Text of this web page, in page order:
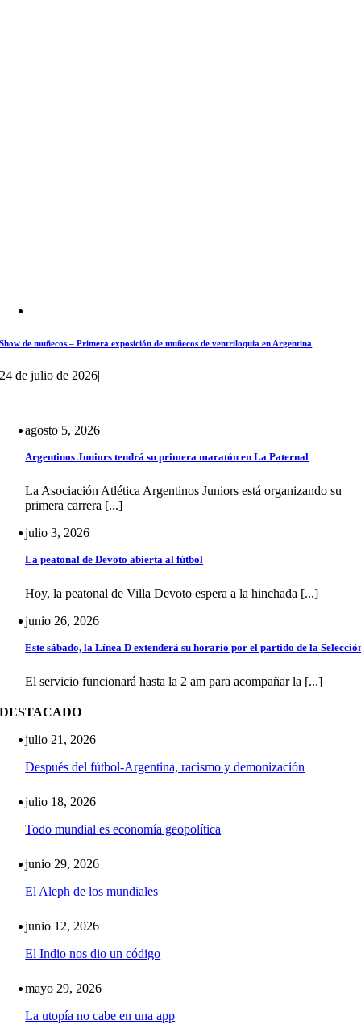
Show de muñecos – Primera exposición de muñecos de ventriloquia en Argentina
24 de julio de 2026|
agosto 5, 2026
Argentinos Juniors tendrá su primera maratón en La Paternal
La Asociación Atlética Argentinos Juniors está organizando su
primera carrera [...]
julio 3, 2026
La peatonal de Devoto abierta al fútbol
Hoy, la peatonal de Villa Devoto espera a la hinchada [...]
junio 26, 2026
Este sábado, la Línea D extenderá su horario por el partido de la
El servicio funcionará hasta la 2 am para acompañar la [...]
DESTACADO
julio 21, 2026
Después del fútbol-Argentina, racismo y demonización
julio 18, 2026
Todo mundial es economía geopolítica
junio 29, 2026
El Aleph de los mundiales
junio 12, 2026
El Indio nos dio un código
mayo 29, 2026
La utopía no cabe en una app